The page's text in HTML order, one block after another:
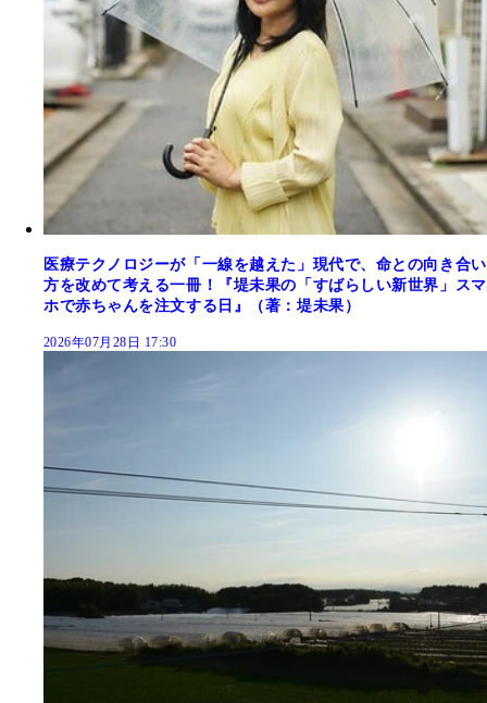
医療テクノロジーが「一線を越えた」現代で、命との向き合い
方を改めて考える一冊！『堤未果の「すばらしい新世界」スマ
ホで赤ちゃんを注文する日』（著：堤未果）
2026年07月28日 17:30